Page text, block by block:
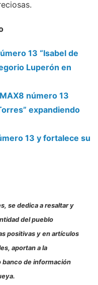
13 “Isabel de
Luperón en
número 13
expandiendo
13 y fortalece su
se dedica a resaltar y
del pueblo
positivas y en artículos
aportan a la
de información